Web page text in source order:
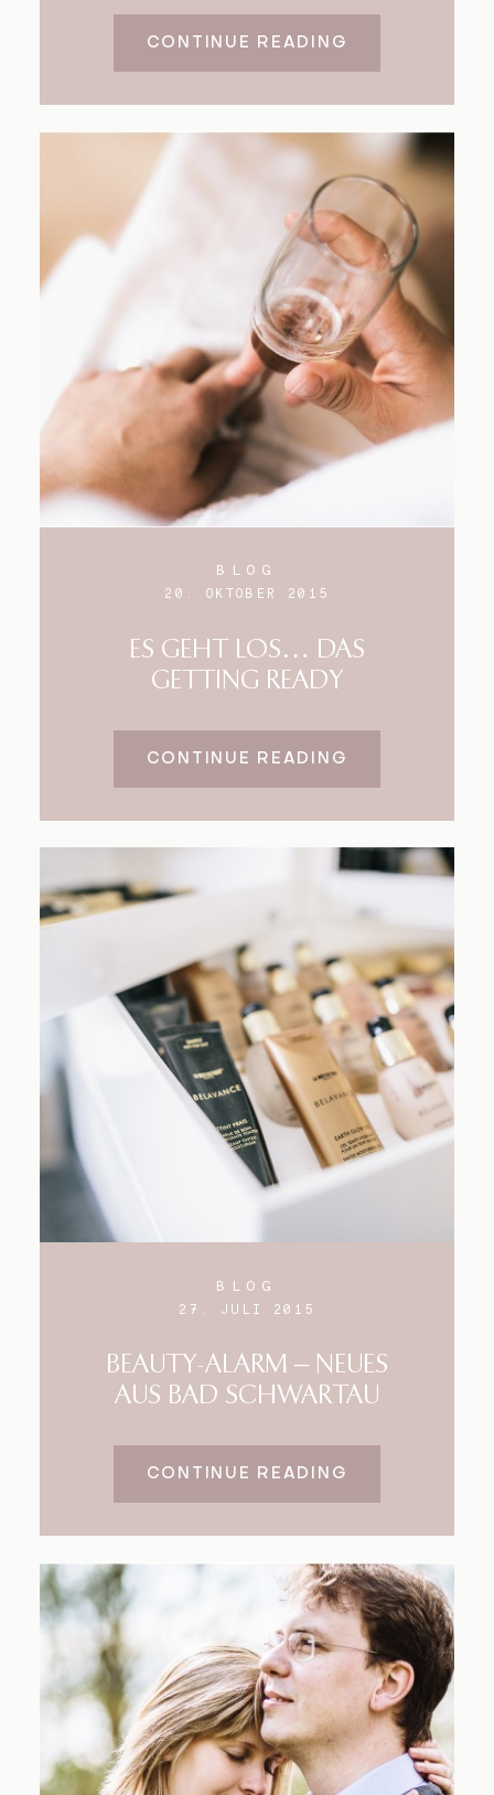
CONTINUE READING
BLOG
20. OKTOBER 2015
ES GEHT LOS… DAS
GETTING READY
CONTINUE READING
BLOG
27. JULI 2015
BEAUTY-ALARM – NEUES
AUS BAD SCHWARTAU
CONTINUE READING